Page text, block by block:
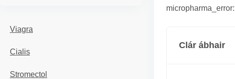
Viagra
Cialis
Stromectol
Clár ábhair